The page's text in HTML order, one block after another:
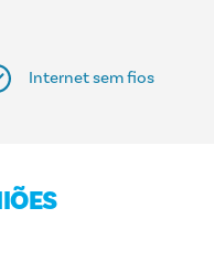
Internet sem fios